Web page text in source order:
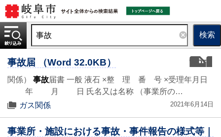
検索
word
事故届 （Word 32.0KB）
関係） 事故届書 一般 液石 ×整 理 番 号 ×受理年月日
年 月 日 氏名又は名称 （事業所の…
ガス関係
2021年6月14日
事業所・施設における事故・事件報告の様式等｜